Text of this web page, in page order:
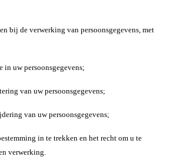
bij de verwerking van persoonsgegevens, met
in uw persoonsgegevens;
van uw persoonsgegevens;
van uw persoonsgegevens;
in te trekken en het recht om u te
verwerking.